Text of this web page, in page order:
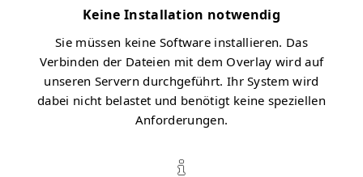
Keine Installation notwendig
Sie müssen keine Software installieren. Das
Verbinden der Dateien mit dem Overlay wird auf
unseren Servern durchgeführt. Ihr System wird
dabei nicht belastet und benötigt keine speziellen
Anforderungen.